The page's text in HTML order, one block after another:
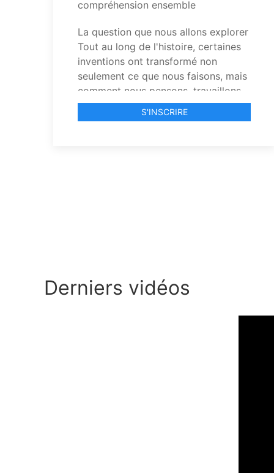
compréhension ensemble
La question que nous allons explorer
Tout au long de l'histoire, certaines
inventions ont transformé non
seulement ce que nous faisons, mais
comment nous pensons, travaillons
et nous relions les uns aux autres. De
l'imprimerie de Gutenberg à
S'INSCRIRE
Derniers vidéos